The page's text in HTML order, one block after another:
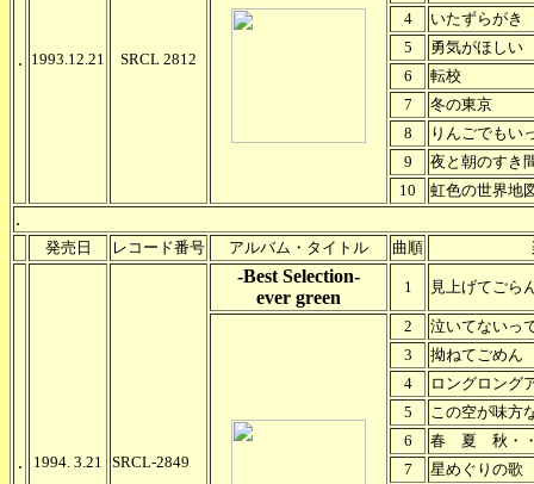
. 1993.12.21 SRCL 2812
4
いたずらがき
5
勇気がほしい
6
転校
7
冬の東京
8
りんごでもい
9
夜と朝のすき
10
虹色の世界地
.
発売日 レコード番号 アルバム・タイトル 曲順
. 1994. 3.21 SRCL-2849
-Best Selection-
ever green
1 見上げてごら
2
泣いてないっ
3
拗ねてごめん
4
ロングロング
5
この空が味方
6
春 夏 秋・
7
星めぐりの歌